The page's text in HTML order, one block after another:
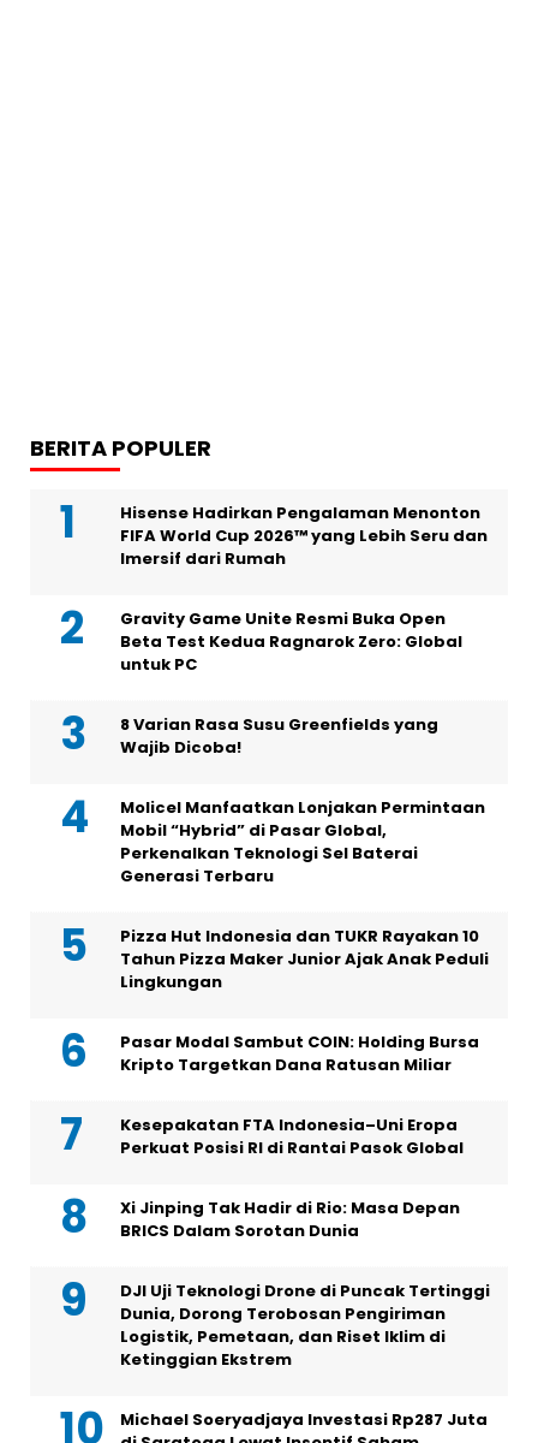
BERITA POPULER
Hisense Hadirkan Pengalaman Menonton
FIFA World Cup 2026™ yang Lebih Seru dan
Imersif dari Rumah
Gravity Game Unite Resmi Buka Open
Beta Test Kedua Ragnarok Zero: Global
untuk PC
8 Varian Rasa Susu Greenfields yang
Wajib Dicoba!
Molicel Manfaatkan Lonjakan Permintaan
Mobil “Hybrid” di Pasar Global,
Perkenalkan Teknologi Sel Baterai
Generasi Terbaru
Pizza Hut Indonesia dan TUKR Rayakan 10
Tahun Pizza Maker Junior Ajak Anak Peduli
Lingkungan
Pasar Modal Sambut COIN: Holding Bursa
Kripto Targetkan Dana Ratusan Miliar
Kesepakatan FTA Indonesia–Uni Eropa
Perkuat Posisi RI di Rantai Pasok Global
Xi Jinping Tak Hadir di Rio: Masa Depan
BRICS Dalam Sorotan Dunia
DJI Uji Teknologi Drone di Puncak Tertinggi
Dunia, Dorong Terobosan Pengiriman
Logistik, Pemetaan, dan Riset Iklim di
Ketinggian Ekstrem
Michael Soeryadjaya Investasi Rp287 Juta